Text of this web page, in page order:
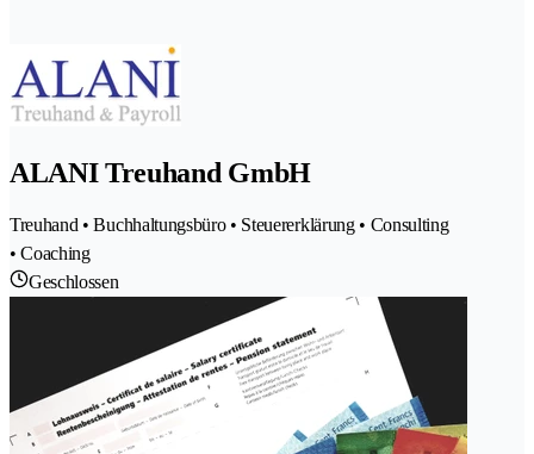
ALANI Treuhand GmbH
Treuhand • Buchhaltungsbüro • Steuererklärung • Consulting
• Coaching
Geschlossen